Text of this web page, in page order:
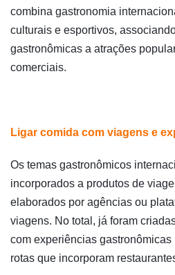
combina gastronomia
culturais e esportivos,
gastronômicas a atrações
comerciais.
Ligar comida com viagens e
Os temas gastronômicos
incorporados a produtos de
elaborados por agências ou
viagens. No total, já foram
com experiências
rotas que incorporam